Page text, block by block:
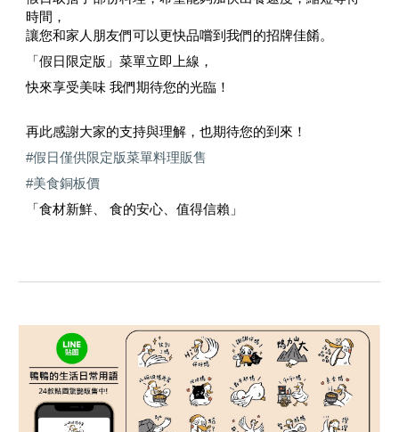
時間，
讓您和家人朋友們可以更快品嚐到我們的招牌佳餚。
「假日限定版」菜單立即上線，
快來享受美味 我們期待您的光臨！
再此感謝大家的支持與理解，也期待您的到來！
#假日僅供限定版菜單料理販售
#美食銅板價
「食材新鮮、 食的安心、值得信賴」